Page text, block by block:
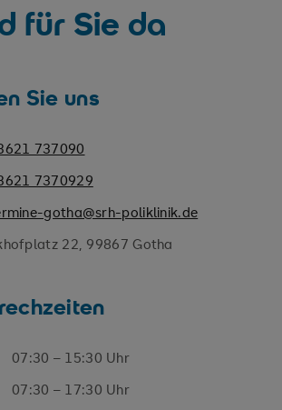
für Sie da
Sie uns
737090
7370929
gotha@srh-poliklinik.de
22, 99867 Gotha
07:30 – 15:30 Uhr
07:30 – 17:30 Uhr